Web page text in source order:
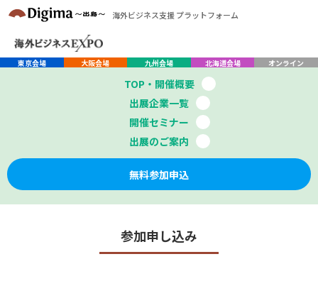
海外ビジネス支援 プラットフォーム
東京会場 大阪会場 九州会場 北海道会場 オンライン
TOP・開催概要
出展企業一覧
開催セミナー
出展のご案内
無料参加申込
参加申し込み